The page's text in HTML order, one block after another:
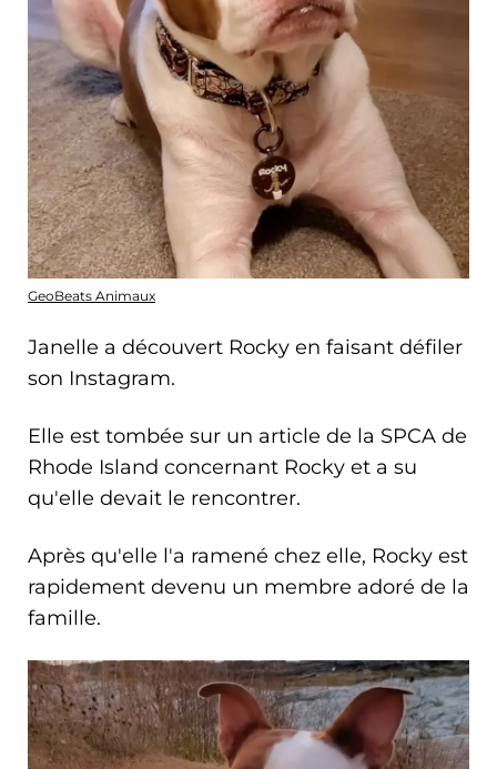
GeoBeats Animaux
Janelle a découvert Rocky en faisant défiler
son Instagram.
Elle est tombée sur un article de la SPCA de
Rhode Island concernant Rocky et a su
qu'elle devait le rencontrer.
Après qu'elle l'a ramené chez elle, Rocky est
rapidement devenu un membre adoré de la
famille.